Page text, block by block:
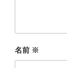
名前 ※